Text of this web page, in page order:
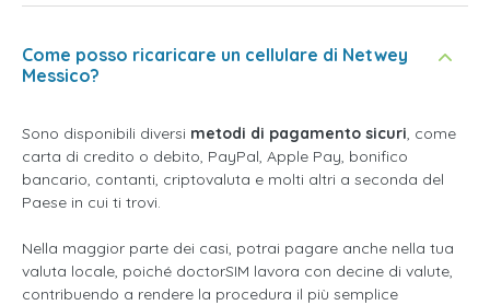
Come posso ricaricare un cellulare di Netwey
Messico?
Sono disponibili diversi metodi di pagamento sicuri, come
carta di credito o debito, PayPal, Apple Pay, bonifico
bancario, contanti, criptovaluta e molti altri a seconda del
Paese in cui ti trovi.
Nella maggior parte dei casi, potrai pagare anche nella tua
valuta locale, poiché doctorSIM lavora con decine di valute,
contribuendo a rendere la procedura il più semplice